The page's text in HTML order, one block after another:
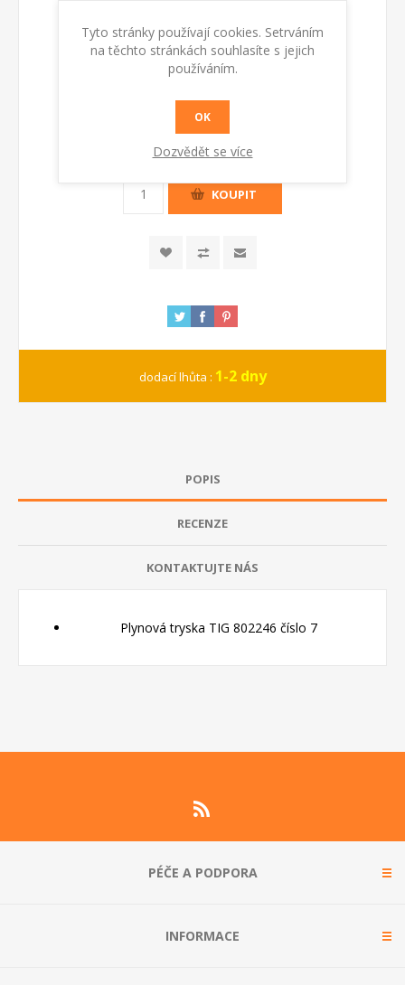
Plynová tryska TIG 802246 číslo 7
Kód: 802246
Dostupnost: Skladem
KOUPIT
dodací lhůta : 1-2 dny
POPIS
RECENZE
KONTAKTUJTE NÁS
Plynová tryska TIG 802246 číslo 7
PÉČE A PODPORA
INFORMACE
Tyto stránky používají cookies. Setrváním
na těchto stránkách souhlasíte s jejich
používáním.
OK
Dozvědět se více